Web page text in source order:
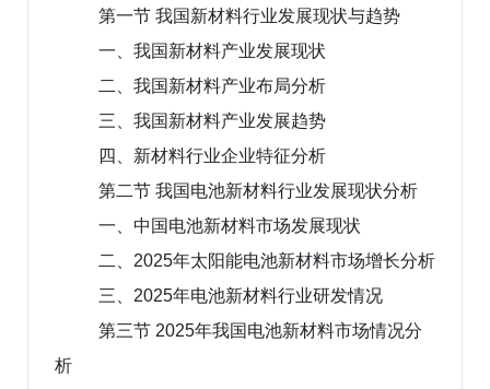
第一节 我国新材料行业发展现状与趋势
一、我国新材料产业发展现状
二、我国新材料产业布局分析
三、我国新材料产业发展趋势
四、新材料行业企业特征分析
第二节 我国电池新材料行业发展现状分析
一、中国电池新材料市场发展现状
二、2025年太阳能电池新材料市场增长分析
三、2025年电池新材料行业研发情况
第三节 2025年我国电池新材料市场情况分
析